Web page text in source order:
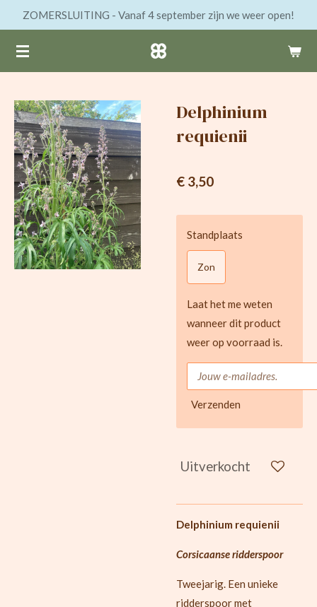
naar
de
ZOMERSLUITING - Vanaf 4 september zijn we weer open!
Delphinium
requienii
€ 3,50
Standplaats
Zon
Laat het me weten
wanneer dit product
weer op voorraad is.
Verzenden
Uitverkocht
Delphinium requienii
Corsicaanse ridderspoor
Tweejarig. Een unieke
ridderspoor met